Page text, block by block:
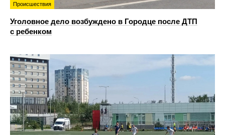
Происшествия
Уголовное дело возбуждено в Городце после ДТП
с ребенком